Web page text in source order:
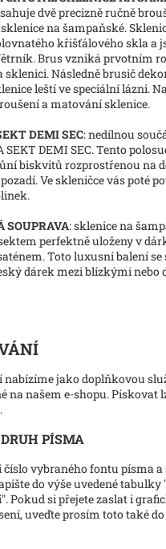
dvě precizně ručně
sklenice na šampaňské.
křišťálového skla a
Brus vzniká prvotním
sklenici. Následně brusič
leští ve speciální lázni.
a matování sklenice.
DEMI SEC: nedílnou
SEKT DEMI SEC. Tento
biskvitů rozprostřenou na
Ve skleničce vás poté
SOUPRAVA: sklenice na
perfektně uloženy v
Toto luxusní balení
dárek mezi blízkými nebo
nabízíme jako doplňkovou
na našem e-shopu. Pískovat
PÍSMA
číslo vybraného fontu písma a
do výše uvedené tabulky
Pokud si přejete zaslat i
uveďte prosím toto také